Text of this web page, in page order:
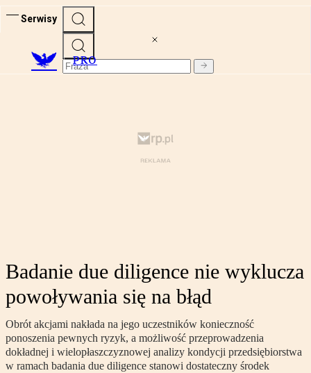
Serwisy
PRO
Badanie due diligence nie wyklucza
powoływania się na błąd
Obrót akcjami nakłada na jego uczestników konieczność
ponoszenia pewnych ryzyk, a możliwość przeprowadzenia
dokładnej i wielopłaszczyznowej analizy kondycji przedsiębiorstwa
w ramach badania due diligence stanowi dostateczny środek